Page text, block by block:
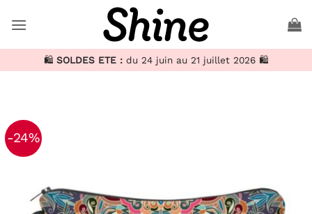
au
🛍️ SOLDES ETE : du 24 juin au 21 juillet 2026 🛍️
-24%